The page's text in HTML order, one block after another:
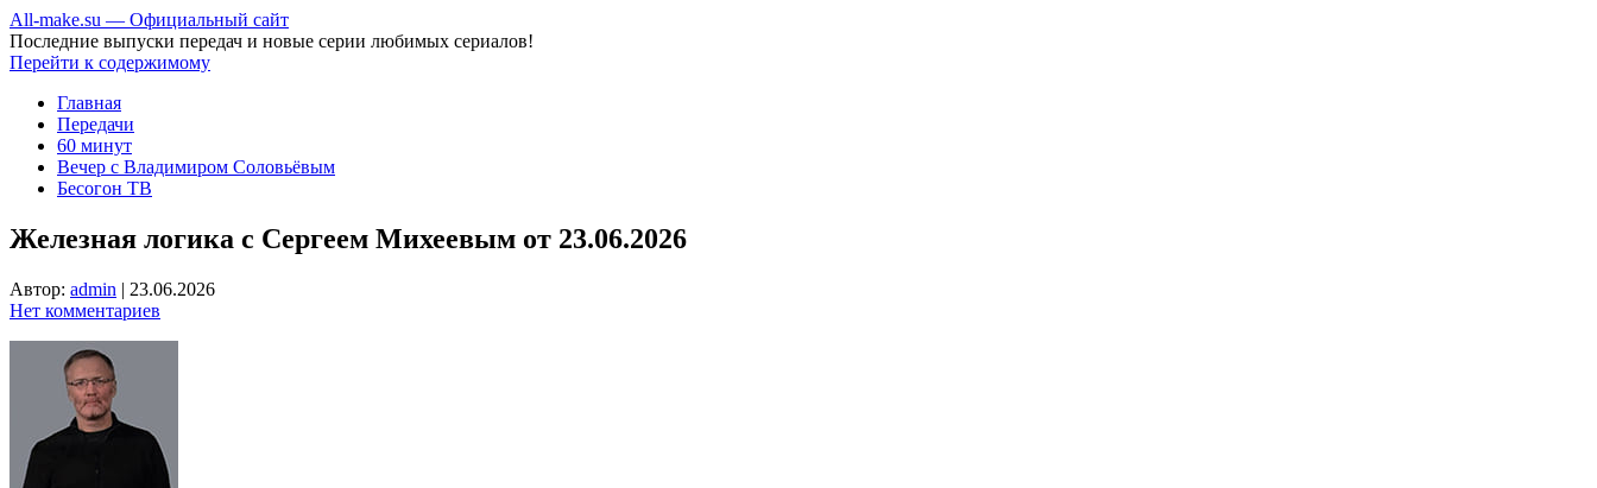
All-make.su — Официальный сайт
Последние выпуски передач и новые серии любимых сериалов!
Перейти к содержимому
Главная
Передачи
60 минут
Вечер с Владимиром Соловьёвым
Бесогон ТВ
Железная логика с Сергеем Михеевым от 23.06.2026
Автор: admin | 23.06.2026
Нет комментариев